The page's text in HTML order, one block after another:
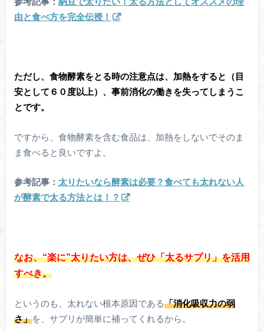
由と食べ方を完全伝授！
ただし、食物酵素をとる時の注意点は、加熱をすると（目
安として６０度以上）、事前消化の働きを失ってしまうこ
とです。
ですから、食物酵素を含む食品は、加熱をしないでそのま
ま食べると良いですよ。
参考記事： 太りたいなら酵素は必要？食べても太れない人
が酵素で太る方法とは！？
なお、“楽に”太りたい方は、ぜひ「太るサプリ」を活用
すべき。
というのも、太れない根本原因である「消化吸収力の弱
さ」を、サプリが簡単に補ってくれるから。